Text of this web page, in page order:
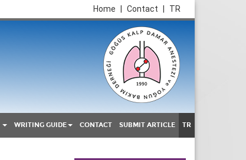
TR
Contact
Home
WRITING GUIDE CONTACT SUBMIT ARTICLE TR